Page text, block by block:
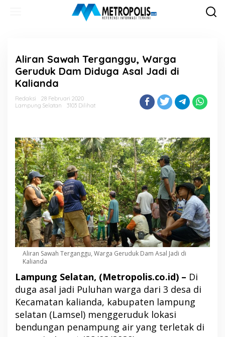
Aliran Sawah Terganggu, Warga
Geruduk Dam Diduga Asal Jadi di
Kalianda
Redaksi
28 Februari 2020
Lampung Selatan
3103 Dilihat
Aliran Sawah Terganggu, Warga Geruduk Dam Asal Jadi di
Kalianda
Lampung Selatan, (Metropolis.co.id) – Di
duga asal jadi Puluhan warga dari 3 desa di
Kecamatan kalianda, kabupaten lampung
selatan (Lamsel) menggeruduk lokasi
bendungan penampung air yang terletak di